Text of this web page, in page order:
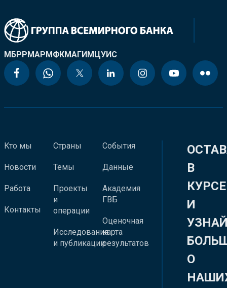
МБРРМАРМФКМАГИМЦУИС
Кто мы
Новости
Работа
Контакты
Страны
Темы
Проекты
и
операции
Исследования
и публикации
События
Данные
Академия
ГВБ
Оценочная
карта
результатов
В
КУРСЕ
И
О